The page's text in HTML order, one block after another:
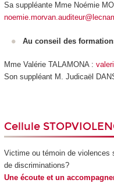
Sa suppléante Mme Noémie
Au conseil des
Mme Valérie TALAMONA :
Son suppléant M. Judicaël
Cellule
Victime ou témoin de
de discriminations?
Une écoute et un